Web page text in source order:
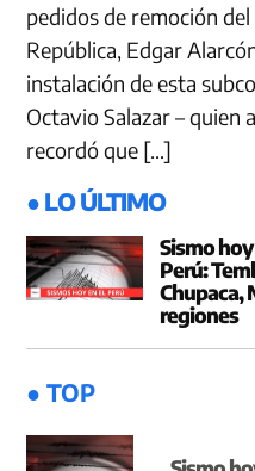
pedidos de remoción
República, Edgar
instalación de esta
Octavio Salazar – quien
recordó que […]
● LO ÚLTIMO
Sismo
Perú:
Chupaca,
regiones
● TOP